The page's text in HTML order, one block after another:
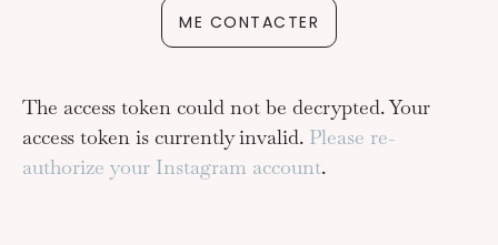
ME CONTACTER
The access token could not be decrypted. Your
access token is currently invalid. Please re-
authorize your Instagram account.